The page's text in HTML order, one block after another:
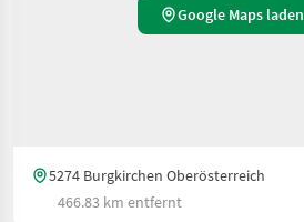
Google Maps laden
5274 Burgkirchen Oberösterreich
466.83 km entfernt